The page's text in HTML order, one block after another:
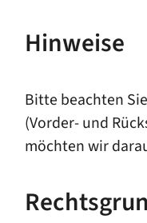
Hinweise
Bitte beachten
(Vorder- und
möchten wir